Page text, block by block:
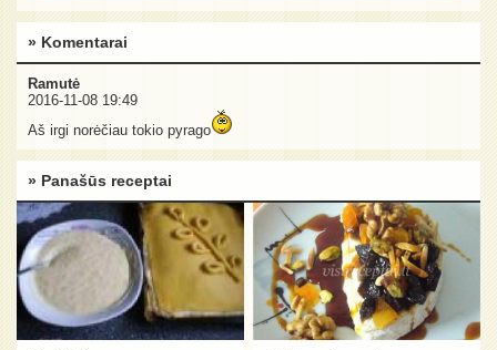
» Komentarai
Ramutė
2016-11-08 19:49
Aš irgi norėčiau tokio pyrago
» Panašūs receptai